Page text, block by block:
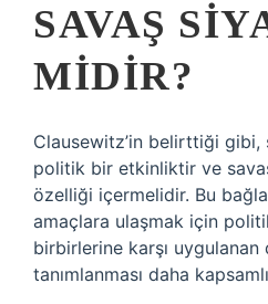
SAVAŞ
MIDIR?
Clausewitz’in belirttiği
politik bir etkinliktir ve
özelliği içermelidir. Bu
amaçlara ulaşmak için
birbirlerine karşı
tanımlanması daha